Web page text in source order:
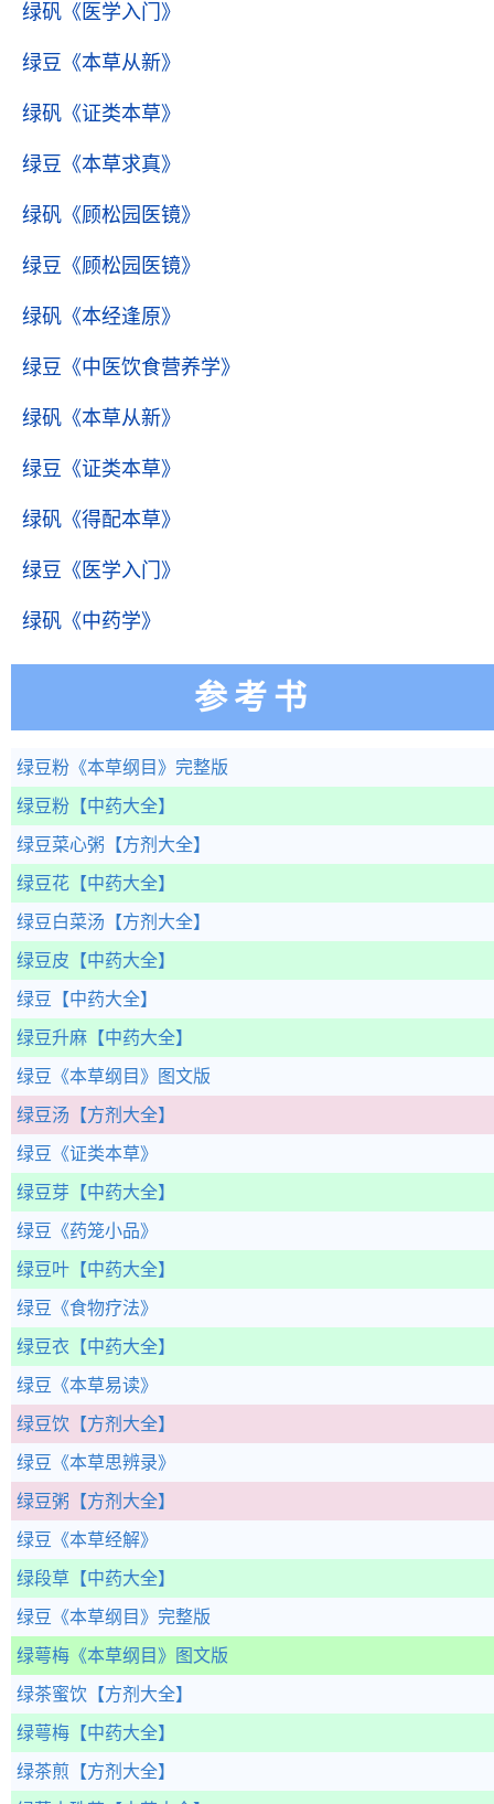
绿矾 《医学入门》
绿豆 《本草从新》
绿矾 《证类本草》
绿豆 《本草求真》
绿矾 《顾松园医镜》
绿豆 《顾松园医镜》
绿矾 《本经逢原》
绿豆 《中医饮食营养学》
绿矾 《本草从新》
绿豆 《证类本草》
绿矾 《得配本草》
绿豆 《医学入门》
绿矾 《中药学》
参考书
绿豆粉 《本草纲目》完整版
绿豆粉 【中药大全】
绿豆菜心粥 【方剂大全】
绿豆花 【中药大全】
绿豆白菜汤 【方剂大全】
绿豆皮 【中药大全】
绿豆 【中药大全】
绿豆升麻 【中药大全】
绿豆 《本草纲目》图文版
绿豆汤 【方剂大全】
绿豆 《证类本草》
绿豆芽 【中药大全】
绿豆 《药笼小品》
绿豆叶 【中药大全】
绿豆 《食物疗法》
绿豆衣 【中药大全】
绿豆 《本草易读》
绿豆饮 【方剂大全】
绿豆 《本草思辨录》
绿豆粥 【方剂大全】
绿豆 《本草经解》
绿段草 【中药大全】
绿豆 《本草纲目》完整版
绿萼梅 《本草纲目》图文版
绿茶蜜饮 【方剂大全】
绿萼梅 【中药大全】
绿茶煎 【方剂大全】